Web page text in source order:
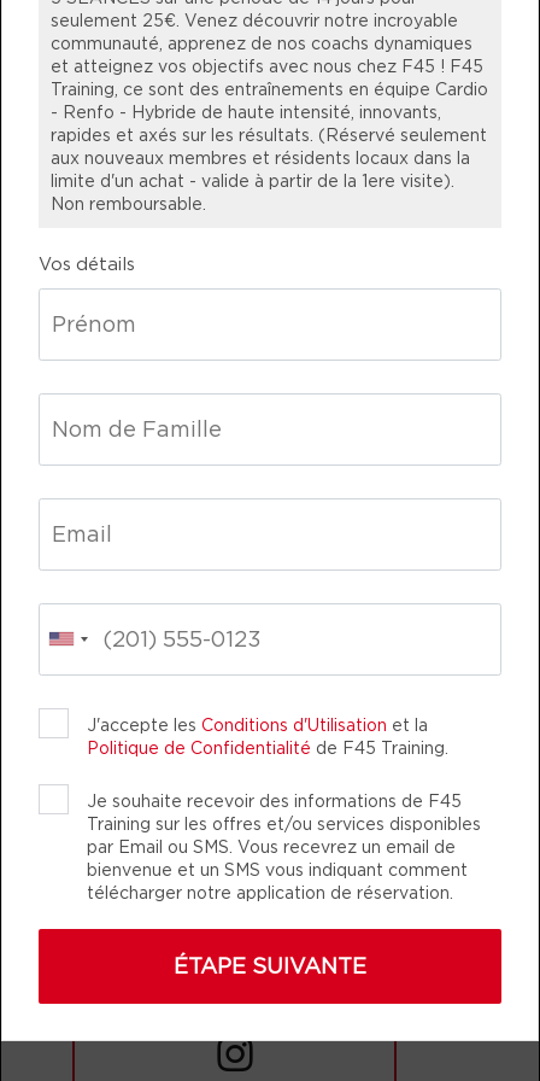
seulement 25€. Venez découvrir notre incroyable
communauté, apprenez de nos coachs dynamiques
et atteignez vos objectifs avec nous chez F45 ! F45
Training, ce sont des entraînements en équipe Cardio
- Renfo - Hybride de haute intensité, innovants,
rapides et axés sur les résultats. (Réservé seulement
aux nouveaux membres et résidents locaux dans la
limite d'un achat - valide à partir de la 1ere visite).
Non remboursable.
Vos détails
J'accepte les Conditions d'Utilisation et la
Politique de Confidentialité de F45 Training.
Je souhaite recevoir des informations de F45
Training sur les offres et/ou services disponibles
par Email ou SMS. Vous recevrez un email de
bienvenue et un SMS vous indiquant comment
télécharger notre application de réservation.
ÉTAPE SUIVANTE
RÉSERVER
MERCREDI 12 AOÛT
07:15
AM
HYROX Signature Skill 2
Team F45
RÉSERVER
PM
05:30
PM
HYROX Signature Skill 2
Team F45
RÉSERVER
06:30
07:30
PM
HYROX Signature Skill 2
Team F45
RÉSERVER
JEUDI 13 AOÛT
07:15
AM Team F45
RÉSERVER
PM
Fifty Fifty
Team F45
RÉSERVER
Team F45
donc tu as envie d’aller t’entraîner
parce que c’est comme voir les
copains . Je ne peux pas être plus
contente! Merciiiii! 🙏
MARTA M.
Balma, Haute-Garonne, France
Life Changing Team Training
Membres réels et authentiques